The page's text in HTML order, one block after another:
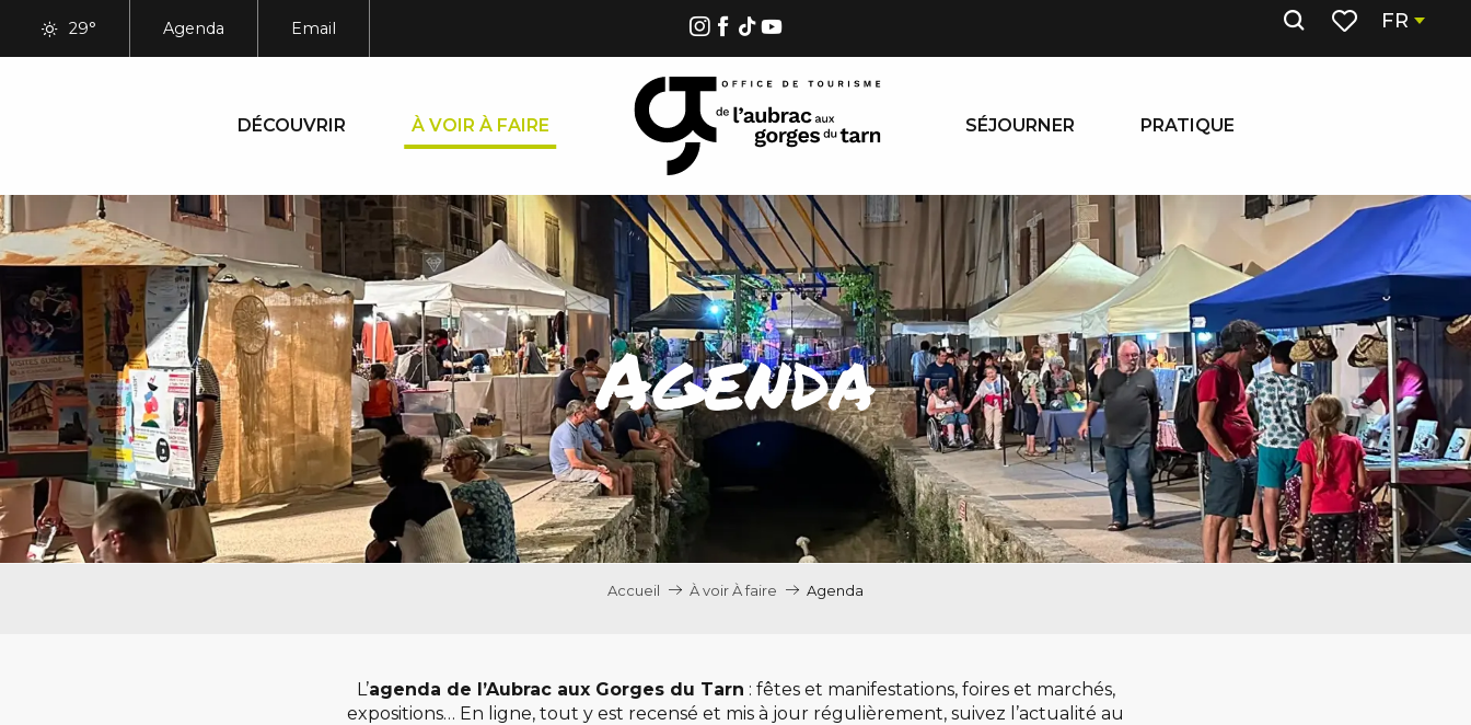
Recherche
FR
29° Agenda Email
DÉCOUVRIR À VOIR À FAIRE SÉJOURNER PRATIQUE
Agenda
Accueil À voir À faire Agenda
L’agenda de l’Aubrac aux Gorges du Tarn : fêtes et manifestations, foires et marchés,
expositions… En ligne, tout y est recensé et mis à jour régulièrement, suivez l’actualité au